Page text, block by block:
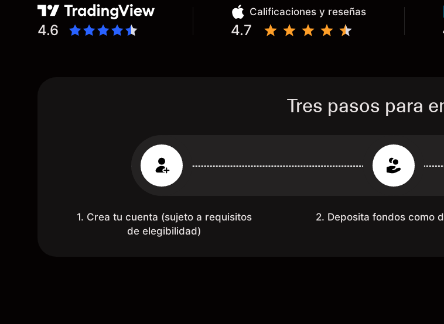
mercado determinado, debido a los
spread y al volumen existente.
Mientras más activo seas, más dinero
4.6
Calificaciones y reseñas
4.7
Tres pasos para
1. Crea tu cuenta (sujeto a requisitos
de elegibilidad)
2. Deposita fondos como